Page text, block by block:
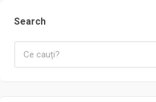
Search